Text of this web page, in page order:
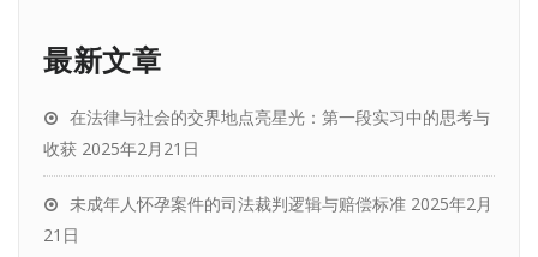
最新文章
在法律与社会的交界地点亮星光：第一段实习中的思考与
收获 2025年2月21日
未成年人怀孕案件的司法裁判逻辑与赔偿标准 2025年2月
21日